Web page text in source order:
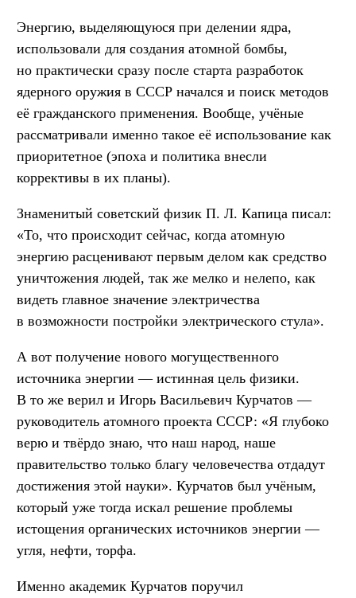
Энергию, выделяющуюся при делении ядра,
использовали для создания атомной бомбы,
но практически сразу после старта разработок
ядерного оружия в СССР начался и поиск методов
её гражданского применения. Вообще, учёные
рассматривали именно такое её использование как
приоритетное (эпоха и политика внесли
коррективы в их планы).
Знаменитый советский физик П. Л. Капица писал:
«То, что происходит сейчас, когда атомную
энергию расценивают первым делом как средство
уничтожения людей, так же мелко и нелепо, как
видеть главное значение электричества
в возможности постройки электрического стула».
А вот получение нового могущественного
источника энергии — истинная цель физики.
В то же верил и Игорь Васильевич Курчатов —
руководитель атомного проекта СССР: «Я глубоко
верю и твёрдо знаю, что наш народ, наше
правительство только благу человечества отдадут
достижения этой науки». Курчатов был учёным,
который уже тогда искал решение проблемы
истощения органических источников энергии —
угля, нефти, торфа.
Именно академик Курчатов поручил